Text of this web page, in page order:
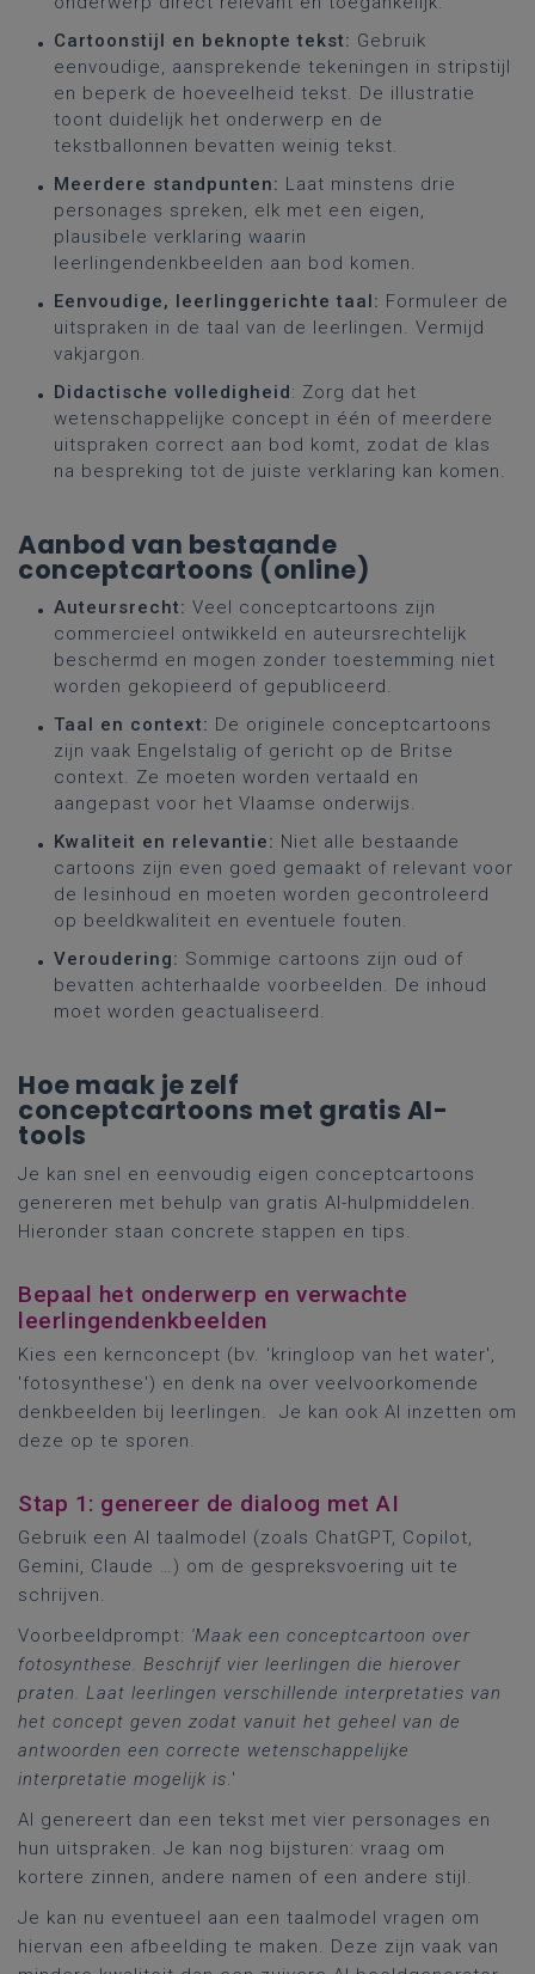
Cartoonstijl en beknopte tekst: Gebruik
eenvoudige, aansprekende tekeningen in stripstijl
en beperk de hoeveelheid tekst. De illustratie
toont duidelijk het onderwerp en de
tekstballonnen bevatten weinig tekst.
Meerdere standpunten: Laat minstens drie
personages spreken, elk met een eigen,
plausibele verklaring waarin
leerlingendenkbeelden aan bod komen.
Eenvoudige, leerlinggerichte taal: Formuleer de
uitspraken in de taal van de leerlingen. Vermijd
vakjargon.
Didactische volledigheid: Zorg dat het
wetenschappelijke concept in één of meerdere
uitspraken correct aan bod komt, zodat de klas
na bespreking tot de juiste verklaring kan komen.
Aanbod van bestaande
conceptcartoons (online)
Auteursrecht: Veel conceptcartoons zijn
commercieel ontwikkeld en auteursrechtelijk
beschermd en mogen zonder toestemming niet
worden gekopieerd of gepubliceerd.
Taal en context: De originele conceptcartoons
zijn vaak Engelstalig of gericht op de Britse
context. Ze moeten worden vertaald en
aangepast voor het Vlaamse onderwijs.
Kwaliteit en relevantie: Niet alle bestaande
cartoons zijn even goed gemaakt of relevant voor
de lesinhoud en moeten worden gecontroleerd
op beeldkwaliteit en eventuele fouten.
Veroudering: Sommige cartoons zijn oud of
bevatten achterhaalde voorbeelden. De inhoud
moet worden geactualiseerd.
Hoe maak je zelf
conceptcartoons met gratis AI-
tools
Je kan snel en eenvoudig eigen conceptcartoons
genereren met behulp van gratis AI-hulpmiddelen.
Hieronder staan concrete stappen en tips.
Bepaal het onderwerp en verwachte
leerlingendenkbeelden
Kies een kernconcept (bv. 'kringloop van het water',
'fotosynthese') en denk na over veelvoorkomende
denkbeelden bij leerlingen. Je kan ook AI inzetten om
deze op te sporen.
Stap 1: genereer de dialoog met AI
Gebruik een AI taalmodel (zoals ChatGPT, Copilot,
Gemini, Claude …) om de gespreksvoering uit te
schrijven.
Voorbeeldprompt: 'Maak een conceptcartoon over
fotosynthese. Beschrijf vier leerlingen die hierover
praten. Laat leerlingen verschillende interpretaties van
het concept geven zodat vanuit het geheel van de
antwoorden een correcte wetenschappelijke
interpretatie mogelijk is.'
AI genereert dan een tekst met vier personages en
hun uitspraken. Je kan nog bijsturen: vraag om
kortere zinnen, andere namen of een andere stijl.
Je kan nu eventueel aan een taalmodel vragen om
hiervan een afbeelding te maken. Deze zijn vaak van